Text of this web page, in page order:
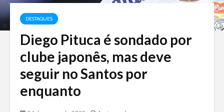
DESTAQUES
Diego Pituca é sondado por
clube japonês, mas deve
seguir no Santos por
enquanto